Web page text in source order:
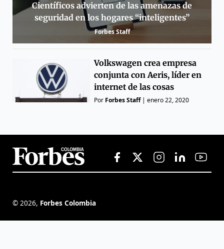
Científicos advierten de las amenazas de
seguridad en los hogares “inteligentes”
Forbes Staff
Volkswagen crea empresa
conjunta con Aeris, líder en
internet de las cosas
Por Forbes Staff|enero 22, 2020
© 2026, Forbes Colombia